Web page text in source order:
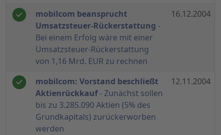
mobilcom beansprucht
Umsatzsteuer-Rückerstattung -
Bei einem Erfolg wäre mit einer
Umsatzsteuer-Rückerstattung
von 1,16 Mrd. EUR zu rechnen
16.12.2004
mobilcom: Vorstand beschließt
Aktienrückkauf- Zunächst sollen
bis zu 3.285.090 Aktien (5% des
Grundkapitals) zurückerworben
werden
12.11.2004